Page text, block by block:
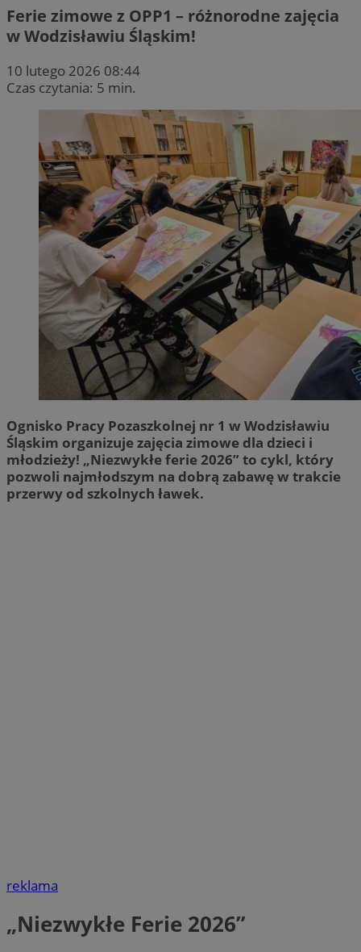
Ferie zimowe z OPP1 – różnorodne zajęcia
w Wodzisławiu Śląskim!
10 lutego 2026 08:44
Czas czytania: 5 min.
Ognisko Pracy Pozaszkolnej nr 1 w Wodzisławiu
Śląskim organizuje zajęcia zimowe dla dzieci i
młodzieży! „Niezwykłe ferie 2026” to cykl, który
pozwoli najmłodszym na dobrą zabawę w trakcie
przerwy od szkolnych ławek.
reklama
„Niezwykłe Ferie 2026”